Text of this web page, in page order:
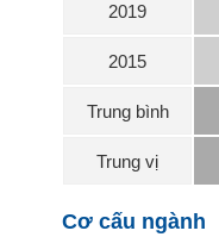
2019
2015
Trung bình
Trung vị
Cơ cấu ngành
NGHIỆP
PHÁI